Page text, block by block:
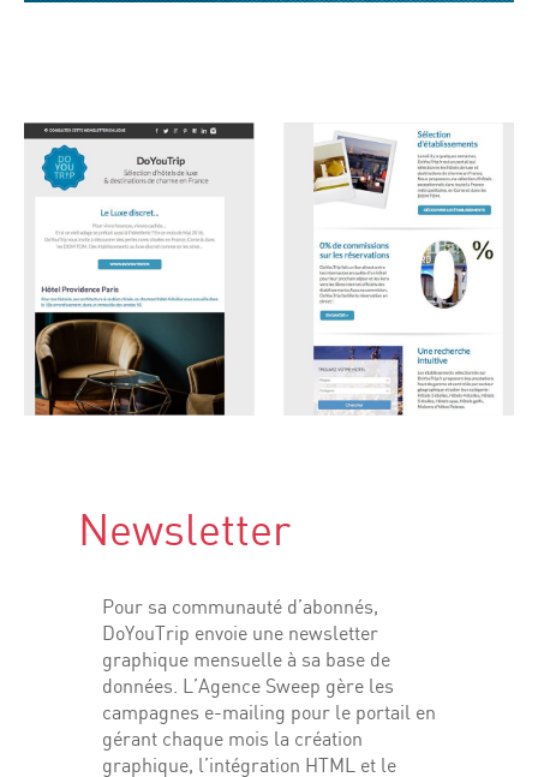
Newsletter
Pour sa communauté d’abonnés,
DoYouTrip envoie une newsletter
graphique mensuelle à sa base de
données. L’Agence Sweep gère les
campagnes e-mailing pour le portail en
gérant chaque mois la création
graphique, l’intégration HTML et le